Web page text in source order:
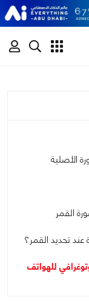
الأصلية
القمر
عند تحديد القمر؟
للهواتف